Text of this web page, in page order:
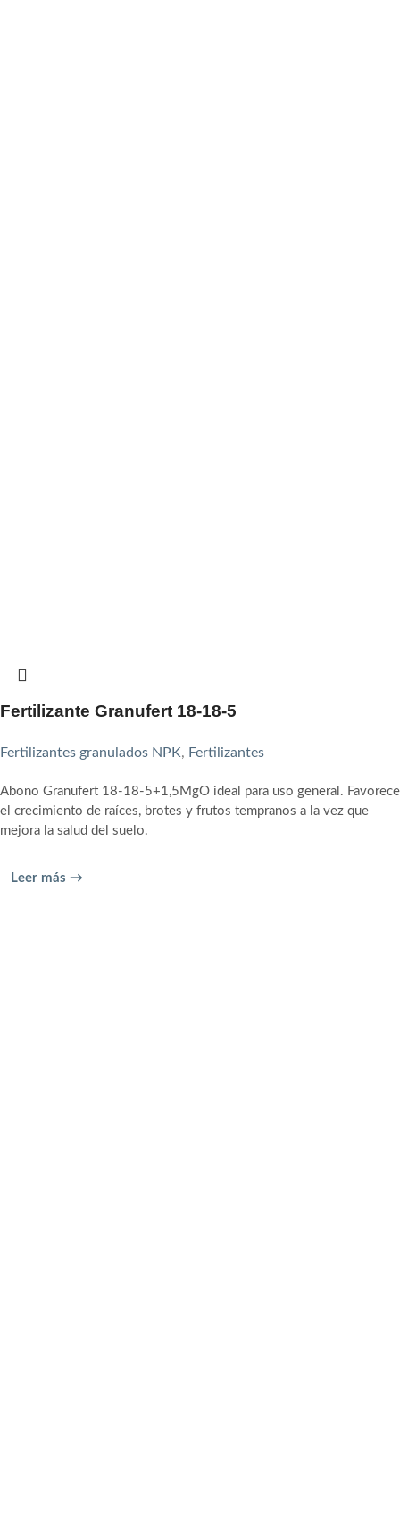
Fertilizante Granufert 18-18-5
Fertilizantes granulados NPK, Fertilizantes
Abono Granufert 18-18-5+1,5MgO ideal para uso general. Favorece
el crecimiento de raíces, brotes y frutos tempranos a la vez que
mejora la salud del suelo.
Leer más →